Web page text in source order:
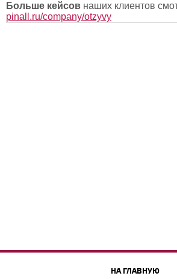
Больше кейсов наших клиентов
pinall.ru/company/otzyvy
НА ГЛАВНУЮ